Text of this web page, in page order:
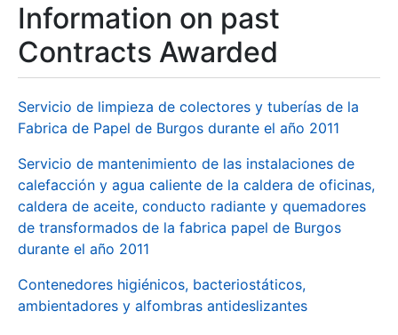
Information on past
Contracts Awarded
Servicio de limpieza de colectores y tuberías de la
Fabrica de Papel de Burgos durante el año 2011
Servicio de mantenimiento de las instalaciones de
calefacción y agua caliente de la caldera de oficinas,
caldera de aceite, conducto radiante y quemadores
de transformados de la fabrica papel de Burgos
durante el año 2011
Contenedores higiénicos, bacteriostáticos,
ambientadores y alfombras antideslizantes